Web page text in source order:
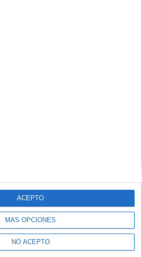
MÁS OPCIONES
NO ACEPTO
ACEPTO